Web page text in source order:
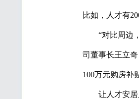
比如，人才有
“对比周边
司董事长王立
100万元购房补
让人才安